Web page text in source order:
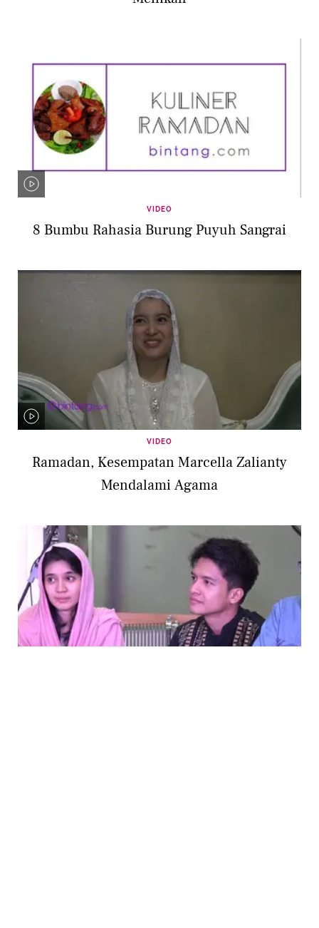
VIDEO
8 Bumbu Rahasia Burung Puyuh Sangrai
VIDEO
Ramadan, Kesempatan Marcella Zalianty
Mendalami Agama